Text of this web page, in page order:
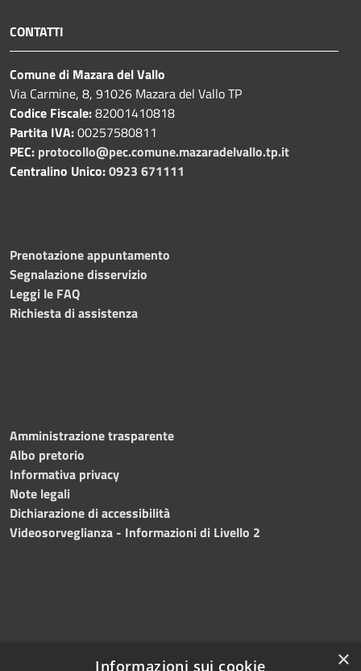
CONTATTI
Comune di Mazara del Vallo
Via Carmine, 8, 91026 Mazara del Vallo TP
Codice Fiscale:82001410818
Partita IVA:00257580811
PEC: protocollo@pec.comune.mazaradelvallo.tp.it
Centralino Unico:0923 671111
Prenotazione appuntamento
Segnalazione disservizio
Leggi le FAQ
Richiesta di assistenza
Amministrazione trasparente
Albo pretorio
Informativa privacy
Note legali
Dichiarazione di accessibilità
Videosorveglianza - Informazioni di Livello 2
×
Informazioni sui cookie